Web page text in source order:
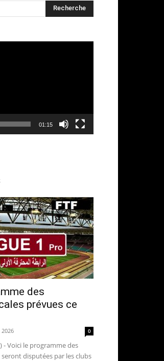
01:15
des
prévues ce
0
- Voici le programme des
disputées par les clubs